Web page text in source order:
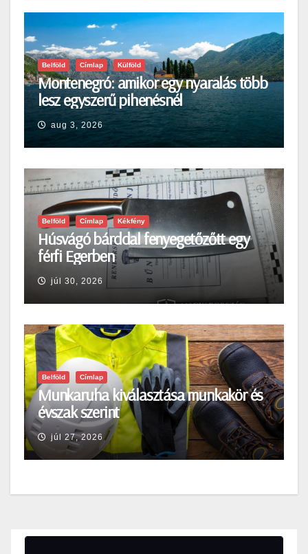
Belföld Címlap Külföld
Montenegró: amikor egy nyaralás több
lesz egyszerű pihenésnél
aug 3, 2026
Belföld Címlap Kékfény
Húsvágó bárddal fenyegetőzőtt egy
férfi Egerben
júl 30, 2026
Belföld Címlap
Munkaruha kiválasztása munkakör és
évszak szerint
júl 27, 2026